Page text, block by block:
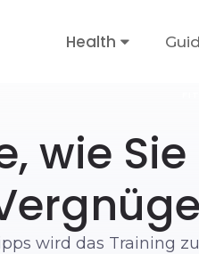
Health
wie
wird das Training